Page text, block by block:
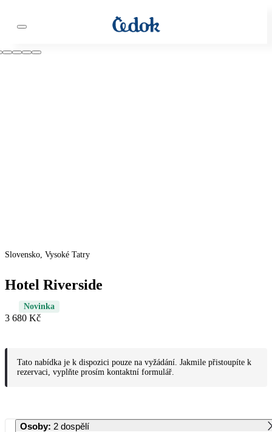
Slovensko, Vysoké Tatry
Hotel Riverside
Novinka
3 680 Kč
Tato nabídka je k dispozici pouze na vyžádání. Jakmile přistoupíte k
rezervaci, vyplňte prosím kontaktní formulář.
Osoby: 2 dospělí